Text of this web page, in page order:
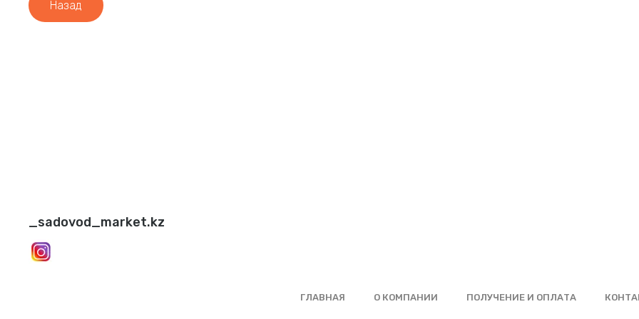
Назад
_sadovod_market.kz
ГЛАВНАЯ О КОМПАНИИ ПОЛУЧЕНИЕ И ОПЛАТА